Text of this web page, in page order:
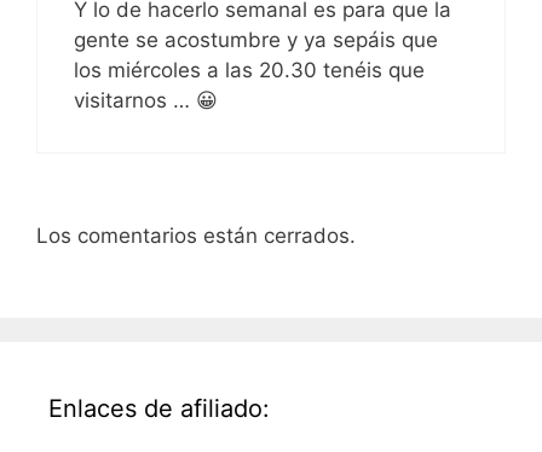
Y lo de hacerlo semanal es para que la
gente se acostumbre y ya sepáis que
los miércoles a las 20.30 tenéis que
visitarnos … 😀
Los comentarios están cerrados.
Enlaces de afiliado: